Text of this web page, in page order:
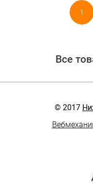
1
Все
© 2017